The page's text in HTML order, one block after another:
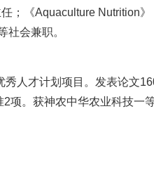
；《Aquaculture Nutrition
社会兼职。
人才计划项目。发表论文
项。获神农中华农业科技一